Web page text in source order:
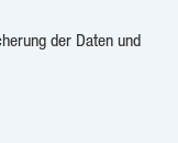
der Daten und